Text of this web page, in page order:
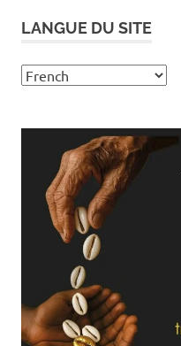
LANGUE DU SITE